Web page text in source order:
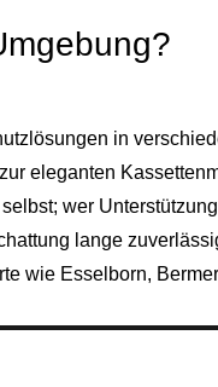
in
eleganten
wer
lange
wie Esselborn,